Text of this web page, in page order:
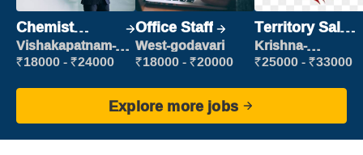
Chemist
Production
Executive
Vishakapatnam-
new
₹18000 - ₹24000
Office Staff
West-godavari
₹18000 - ₹20000
Territory Sales
Manager
Krishna-
vijayawada
₹25000 - ₹33000
Explore more jobs